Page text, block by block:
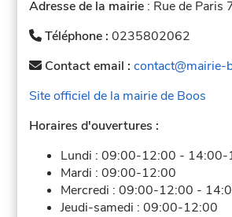
Adresse de la mairie : Rue de Paris
Téléphone :0235802062
Contact email :contact@mairie-
Site officiel de la mairie de Boos
Horaires d'ouvertures :
Lundi :09:00-12:00 - 14:00-
Mardi :09:00-12:00
Mercredi :09:00-12:00 -
Jeudi-samedi :09:00-12:00